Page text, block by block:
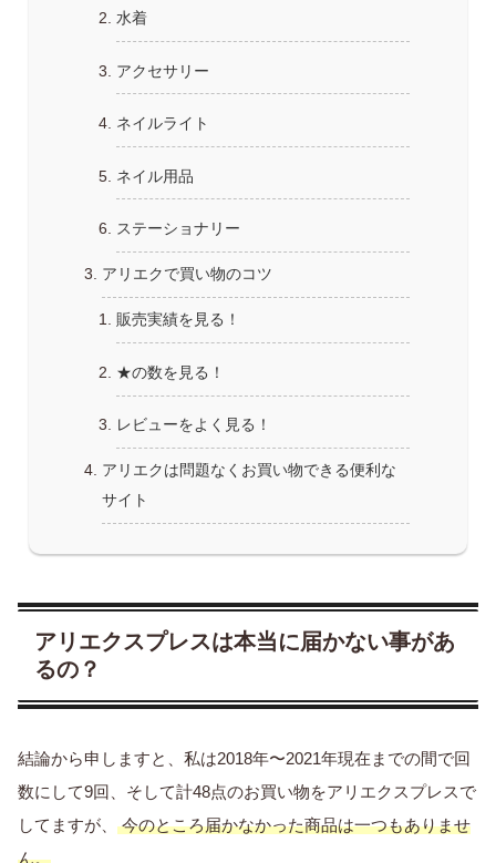
水着
アクセサリー
ネイルライト
ネイル用品
ステーショナリー
アリエクで買い物のコツ
販売実績を見る！
★の数を見る！
レビューをよく見る！
アリエクは問題なくお買い物できる便利な
サイト
アリエクスプレスは本当に届かない事があ
るの？
結論から申しますと、私は2018年〜2021年現在までの間で回
数にして9回、そして計48点のお買い物をアリエクスプレスで
してますが、 今のところ届かなかった商品は一つもありませ
ん。